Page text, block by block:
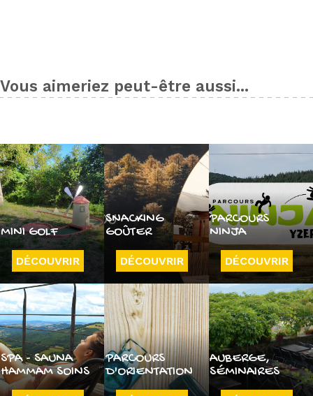
Vous aimeriez peut-être aussi...
MINI GOLF
DÉCOUVRIR
SNACKING
GOÛTER
DÉCOUVRIR
PARCOURS
NINJA
DÉCOUVRIR
SPA - SAUNA
HAMMAM SOINS
PARCOURS
D'ORIENTATION
AUBERGE,
SÉMINAIRES